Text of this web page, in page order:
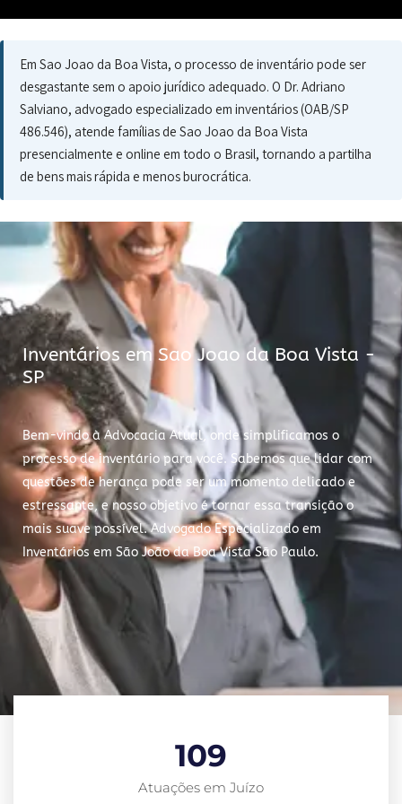
Em Sao Joao da Boa Vista, o processo de inventário pode ser
desgastante sem o apoio jurídico adequado. O Dr. Adriano
Salviano, advogado especializado em inventários (OAB/SP
486.546), atende famílias de Sao Joao da Boa Vista
presencialmente e online em todo o Brasil, tornando a partilha
de bens mais rápida e menos burocrática.
Inventários em Sao Joao da Boa Vista -
SP
Bem-vindo à Advocacia Atual, onde simplificamos o
processo de inventário para você. Sabemos que lidar com
questões de herança pode ser um momento delicado e
estressante, e nosso objetivo é tornar essa transição o
mais suave possível. Advogado Especializado em
Inventários em São João da Boa Vista São Paulo.
Atuações em Juízo
109